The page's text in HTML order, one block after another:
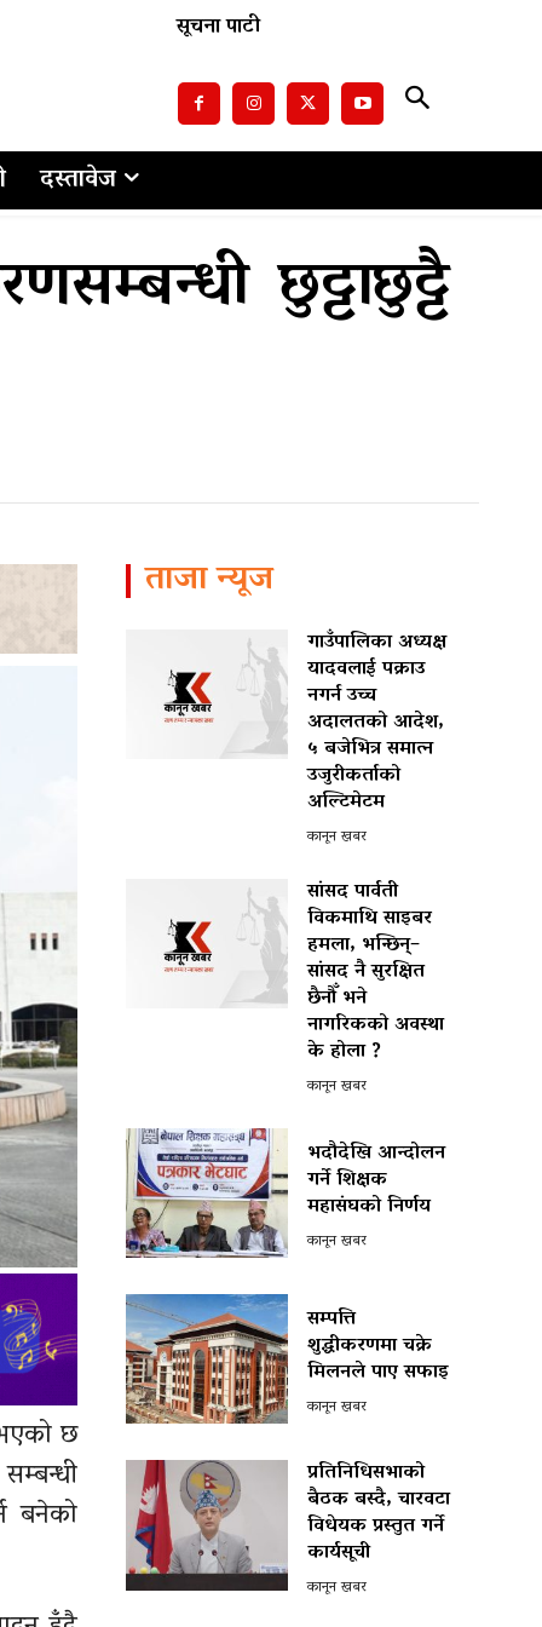
सूचना पाटी
दस्तावेज
छुट्टाछुट्टै
छ
बनेको
ताजा न्यूज
गाउँपालिका अध्यक्ष
यादवलाई पक्राउ
नगर्न उच्च
अदालतको आदेश,
५ बजेभित्र समात्न
उजुरीकर्ताको
अल्टिमेटम
कानून खबर
सांसद पार्वती
विकमाथि साइबर
हमला, भन्छिन्–
सांसद नै सुरक्षित
छैनौँ भने
नागरिकको अवस्था
के होला ?
कानून खबर
भदौदेखि आन्दोलन
गर्ने शिक्षक
महासंघको निर्णय
कानून खबर
सम्पत्ति
शुद्धीकरणमा चक्रे
मिलनले पाए सफाइ
कानून खबर
प्रतिनिधिसभाको
बैठक बस्दै, चारवटा
विधेयक प्रस्तुत गर्ने
कार्यसूची
कानून खबर